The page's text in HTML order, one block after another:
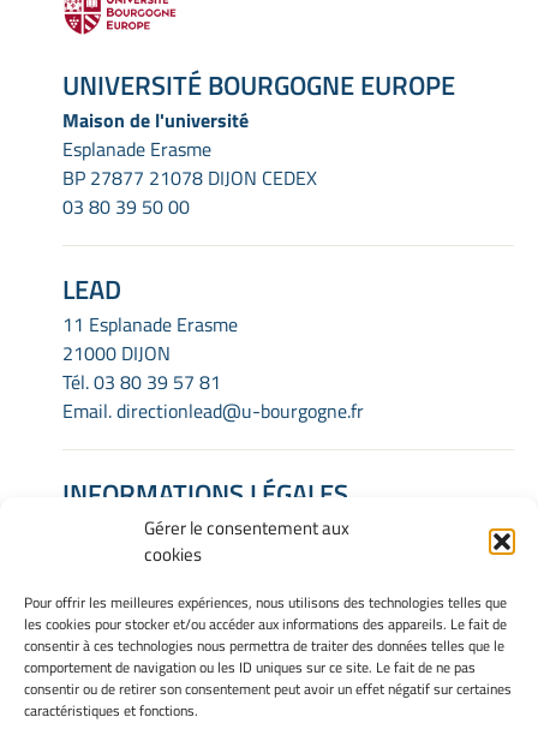
Gérer le consentement aux
cookies
Pour offrir les meilleures expériences, nous utilisons des technologies telles que
les cookies pour stocker et/ou accéder aux informations des appareils. Le fait de
consentir à ces technologies nous permettra de traiter des données telles que le
comportement de navigation ou les ID uniques sur ce site. Le fait de ne pas
consentir ou de retirer son consentement peut avoir un effet négatif sur certaines
caractéristiques et fonctions.
UNIVERSITÉ BOURGOGNE EUROPE
Maison de l'université
Esplanade Erasme
BP 27877 21078 DIJON CEDEX
03 80 39 50 00
LEAD
11 Esplanade Erasme
21000 DIJON
Tél.03 80 39 57 81
Email.directionlead@u-bourgogne.fr
INFORMATIONS LÉGALES
Mentions Légales
Gérer mes cookies
Déclaration de confidentialité
Avertissement
INTRANET